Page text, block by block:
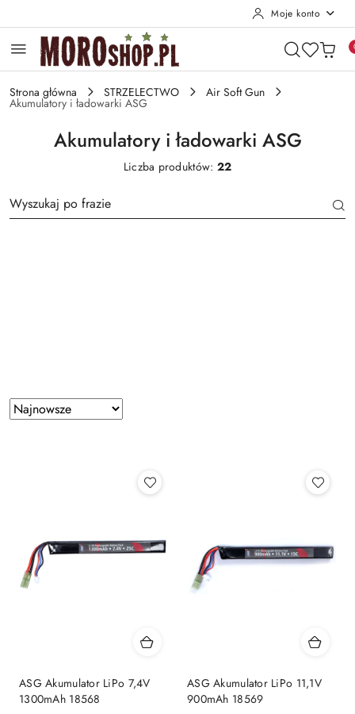
Moje konto
Strona główna STRZELECTWO Air Soft Gun
Akumulatory i ładowarki ASG
Akumulatory i ładowarki ASG
Liczba produktów: 22
Zastosowano
sortowanie:
Sortuj
według
ASG Akumulator LiPo 7,4V
1300mAh 18568
ASG Akumulator LiPo 11,1V
900mAh 18569